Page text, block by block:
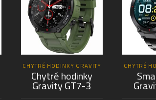
CHYTRÉ HODINKY GRAVITY
Chytré hodinky
Gravity GT7-3
CHYTRÉ